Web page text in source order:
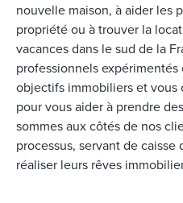
nouvelle maison, à aider les
propriété ou à trouver la
vacances dans le sud de la
professionnels expérimentés
objectifs immobiliers et
pour vous aider à prendre
sommes aux côtés de nos
processus, servant de
réaliser leurs rêves